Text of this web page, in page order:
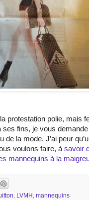
protestation polie, mais
fins, je vous demande
de la mode. J’ai peur
voulons faire, à savoir
mannequins à la
, LVMH , mannequins